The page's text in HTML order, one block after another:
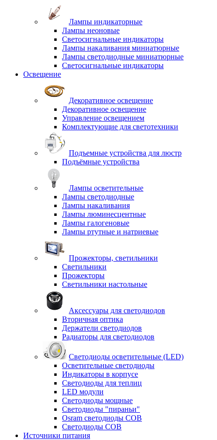
Лампы индикаторные
Лампы неоновые
Светосигнальные индикаторы
Лампы накаливания миниатюрные
Лампы светодиодные миниатюрные
Светосигнальные индикаторы
Освещение
Декоративное освещение
Декоративное освещение
Управление освещением
Комплектующие для светотехники
Подъемные устройства для люстр
Подъёмные устройства
Лампы осветительные
Лампы светодиодные
Лампы накаливания
Лампы люминесцентные
Лампы галогеновые
Лампы ртутные и натриевые
Прожекторы, светильники
Светильники
Прожекторы
Светильники настольные
Аксессуары для светодиодов
Вторичная оптика
Держатели светодиодов
Радиаторы для светодиодов
Светодиоды осветительные (LED)
Осветительные светодиоды
Индикаторы в корпусе
Светодиоды для теплиц
LED модули
Светодиоды мощные
Светодиоды "пираньи"
Osram светодиоды COB
Светодиоды COB
Источники питания